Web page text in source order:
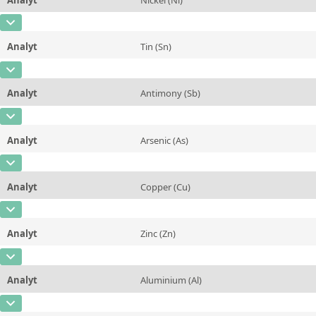
Einheit %
Zusätzliche Informationen
Methode
CAS-Nummer
Konzentration 0,249
Einheit %
Zusätzliche Informationen
Analyt Tin (Sn)
CAS-Nummer
Konzentration 0,116
Einheit
Analyt Antimony (Sb)
CAS-Nummer
Konzentration 0,114
Einheit %
Zusätzliche Informationen
Analyt Arsenic (As)
CAS-Nummer
Konzentration 0,104
Einheit
Analyt Copper (Cu)
CAS-Nummer
Konzentration 91,25
Einheit %
Zusätzliche Informationen
Analyt Zinc (Zn)
CAS-Nummer
Konzentration 6,23
Einheit
Analyt Aluminium (Al)
CAS-Nummer